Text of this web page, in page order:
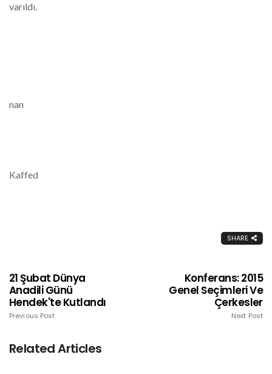
varıldı.
nan
Kaffed
SHARE
21 Şubat Dünya
Anadili Günü
Hendek'te Kutlandı
Previous Post
Konferans: 2015
Genel Seçimleri Ve
Çerkesler
Next Post
Related Articles